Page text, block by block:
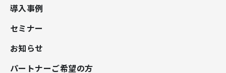
導入事例
セミナー
お知らせ
パートナーご希望の方